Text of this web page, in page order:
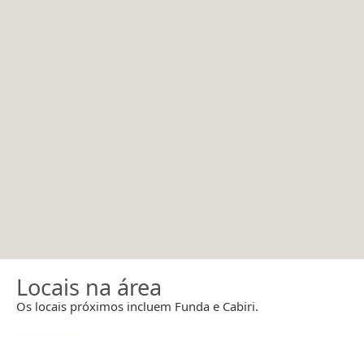
Locais na área
Os locais próximos incluem Funda e Cabiri.